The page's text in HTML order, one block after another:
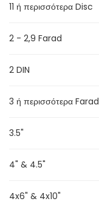
11 ή περισσότερα Disc
2 - 2,9 Farad
2 DIN
3 ή περισσότερα Farad
3.5"
4" & 4.5"
4x6" & 4x10"